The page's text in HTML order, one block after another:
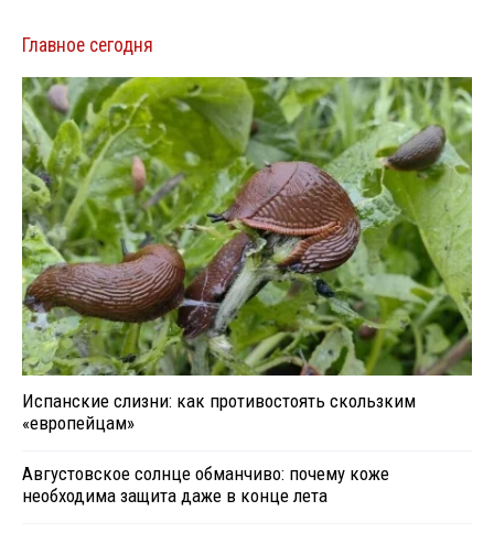
Главное сегодня
Испанские слизни: как противостоять скользким
«европейцам»
Августовское солнце обманчиво: почему коже
необходима защита даже в конце лета